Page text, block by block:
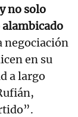
no solo
negociación
en su
a largo